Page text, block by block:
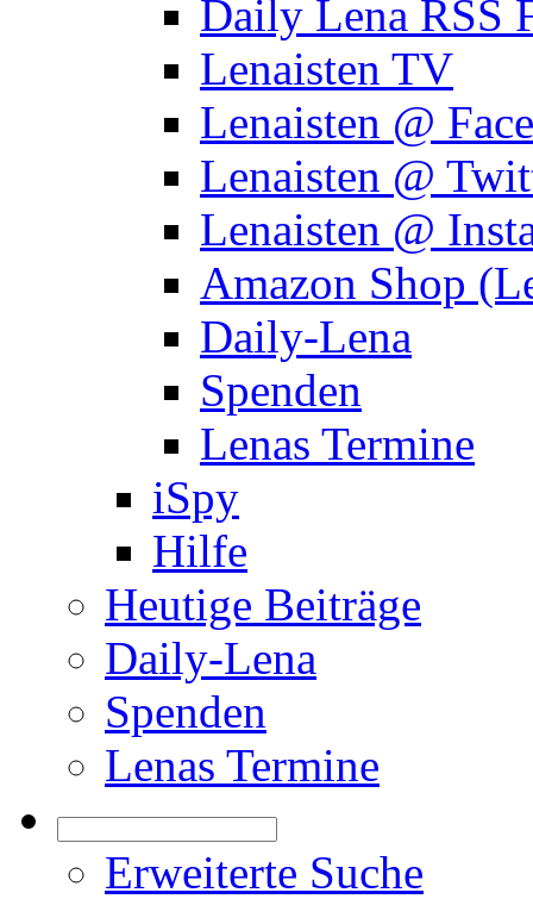
Daily Lena RSS
Lenaisten TV
Lenaisten @
Lenaisten @
Lenaisten @
Amazon Shop
Daily-Lena
Spenden
Lenas Termine
iSpy
Hilfe
Heutige Beiträge
Daily-Lena
Spenden
Lenas Termine
Erweiterte Suche